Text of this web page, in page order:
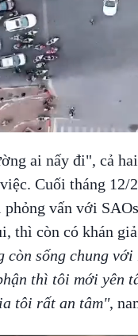
ai nấy đi", cả
Cuối tháng
vấn với
thì còn có khán
còn sống chung
thì tôi mới yên
tôi rất an tâm",